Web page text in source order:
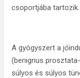
csoportjába tartozik.
A gyógyszert a
(benignus
súlyos és súlyos